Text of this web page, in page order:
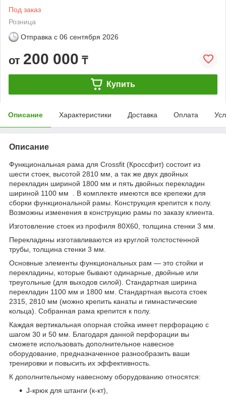
Под заказ
Розница
Отправка с 06 сентября 2026
от 200 000 ₸
Купить
Описание Характеристики Доставка Оплата
Описание
Функциональная рама для Crossfit (Кроссфит) состоит из
шести стоек, высотой 2810 мм, а так же двух двойных
перекладин шириной 1800 мм и пять двойных перекладин
шириной 1100 мм . В комплекте имеются все крепежи для
сборки функциональной рамы. Конструкция крепится к полу.
Возможны изменения в конструкцию рамы по заказу клиента.
Изготовление стоек из профиля 80Х60, толщина стенки 3 мм.
Перекладины изготавливаются из круглой толстостенной
трубы, толщина стенки 3 мм.
Основные элементы функциональных рам — это стойки и
перекладины, которые бывают одинарные, двойные или
треугольные (для выходов силой). Стандартная ширина
перекладин 1100 мм и 1800 мм. Стандартная высота стоек
2315, 2810 мм (можно крепить канаты и гимнастические
кольца). Собранная рама крепится к полу.
Каждая вертикальная опорная стойка имеет перфорацию с
шагом 30 и 50 мм. Благодаря данной перфорации вы
сможете использовать дополнительное навесное
оборудование, предназначенное разнообразить ваши
тренировки и повысить их эффективность.
К дополнительному навесному оборудованию относятся:
J-крюк для штанги (к-кт),